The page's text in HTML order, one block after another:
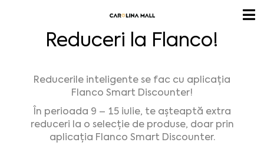
Reduceri la Flanco!
Reducerile inteligente se fac cu aplicația
Flanco Smart Discounter!
În perioada 9 – 15 iulie, te așteaptă extra
reduceri la o selecție de produse, doar prin
aplicația Flanco Smart Discounter.